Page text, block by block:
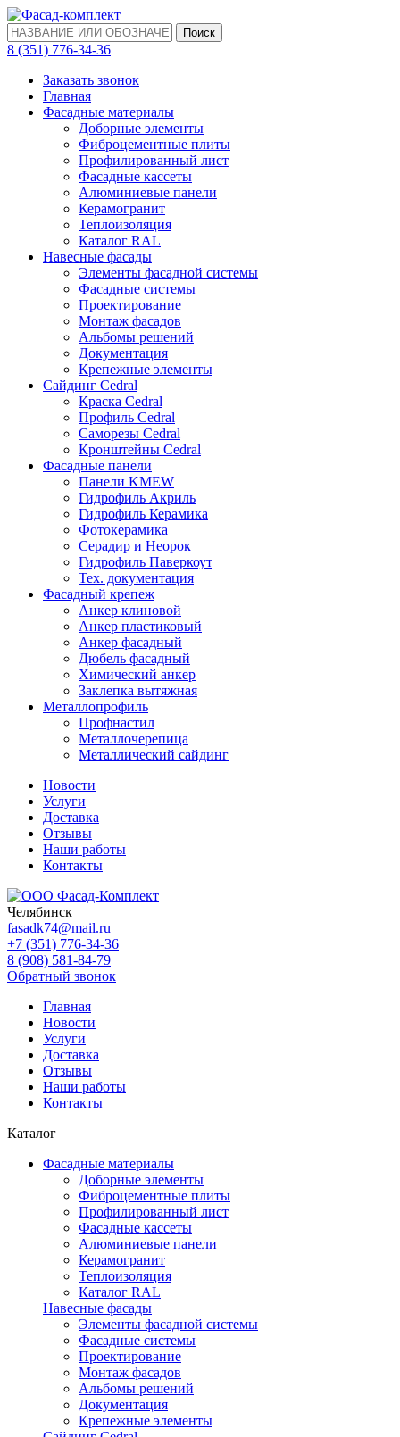
Поиск
‎8 (351) 776-34-36
Заказать звонок
Главная
Фасадные материалы
Доборные элементы
Фиброцементные плиты
Профилированный лист
Фасадные кассеты
Алюминиевые панели
Керамогранит
Теплоизоляция
Каталог RAL
Навесные фасады
Элементы фасадной системы
Фасадные системы
Проектирование
Монтаж фасадов
Альбомы решений
Документация
Крепежные элементы
Сайдинг Cedral
Краска Cedral
Профиль Cedral
Саморезы Cedral
Кронштейны Cedral
Фасадные панели
Панели KMEW
Гидрофиль Акриль
Гидрофиль Керамика
Фотокерамика
Серадир и Неорок
Гидрофиль Паверкоут
Тех. документация
Фасадный крепеж
Анкер клиновой
Анкер пластиковый
Анкер фасадный
Дюбель фасадный
Химический анкер
Заклепка вытяжная
Металлопрофиль
Профнастил
Металлочерепица
Металлический сайдинг
Новости
Услуги
Доставка
Отзывы
Наши работы
Контакты
Челябинск
fasadk74@mail.ru
+7 (351) 776-34-36
8 (908) 581-84-79
Обратный звонок
Главная
Новости
Услуги
Доставка
Отзывы
Наши работы
Контакты
Каталог
Фасадные материалы
Доборные элементы
Фиброцементные плиты
Профилированный лист
Фасадные кассеты
Алюминиевые панели
Керамогранит
Теплоизоляция
Каталог RAL
Навесные фасады
Элементы фасадной системы
Фасадные системы
Проектирование
Монтаж фасадов
Альбомы решений
Документация
Крепежные элементы